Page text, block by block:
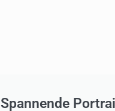
Spannende